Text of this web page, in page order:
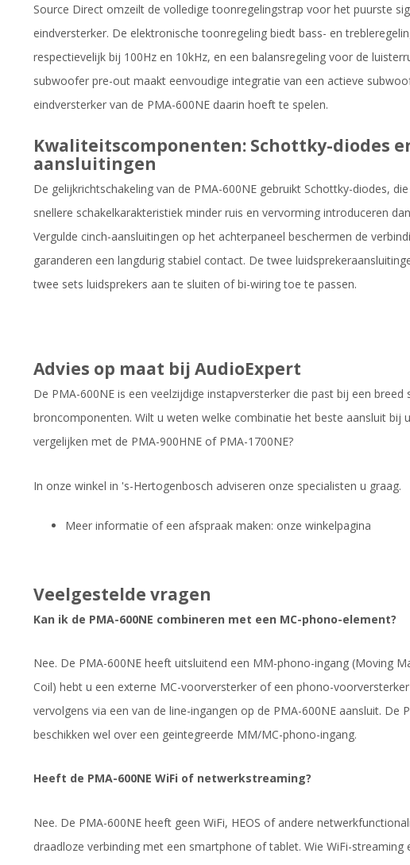
Source Direct omzeilt de volledige toonregelingstrap voor het puurste
eindversterker. De elektronische toonregeling biedt bass- en
respectievelijk bij 100Hz en 10kHz, en een balansregeling voor de
subwoofer pre-out maakt eenvoudige integratie van een actieve
eindversterker van de PMA-600NE daarin hoeft te spelen.
Kwaliteitscomponenten: Schottky-diodes
aansluitingen
De gelijkrichtschakeling van de PMA-600NE gebruikt Schottky-diodes,
snellere schakelkarakteristiek minder ruis en vervorming introduceren
Vergulde cinch-aansluitingen op het achterpaneel beschermen de
garanderen een langdurig stabiel contact. De twee
twee sets luidsprekers aan te sluiten of bi-wiring toe te passen.
Advies op maat bij AudioExpert
De PMA-600NE is een veelzijdige instapversterker die past bij een breed
broncomponenten. Wilt u weten welke combinatie het beste aansluit bij
vergelijken met de PMA-900HNE of PMA-1700NE?
In onze winkel in 's-Hertogenbosch adviseren onze specialisten u graag.
Meer informatie of een afspraak maken: onze winkelpagina
Veelgestelde vragen
Kan ik de PMA-600NE combineren met een MC-phono-element?
Nee. De PMA-600NE heeft uitsluitend een MM-phono-ingang (Moving
Coil) hebt u een externe MC-voorversterker of een phono-
vervolgens via een van de line-ingangen op de PMA-600NE aansluit. De
beschikken wel over een geintegreerde MM/MC-phono-ingang.
Heeft de PMA-600NE WiFi of netwerkstreaming?
Nee. De PMA-600NE heeft geen WiFi, HEOS of andere
draadloze verbinding met een smartphone of tablet. Wie WiFi-